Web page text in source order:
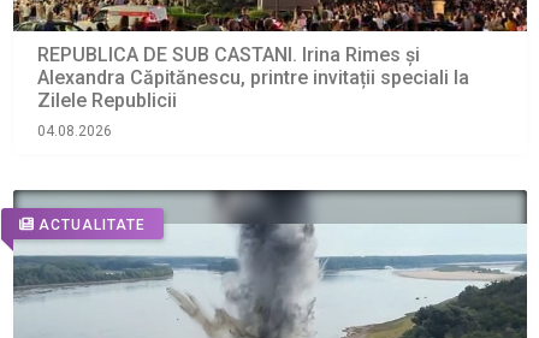
REPUBLICA DE SUB CASTANI. Irina Rimes și
Alexandra Căpitănescu, printre invitații speciali la
Zilele Republicii
04.08.2026
ACTUALITATE